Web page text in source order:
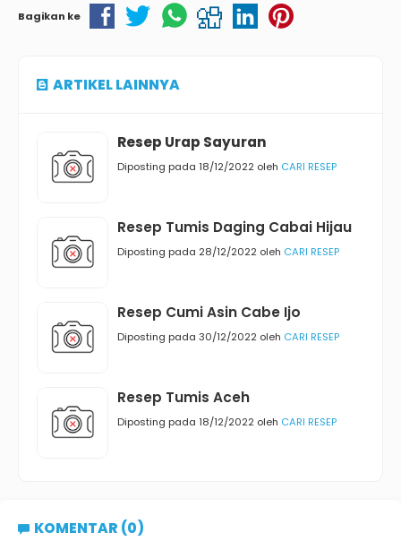
Bagikan ke
ARTIKEL LAINNYA
Resep Urap Sayuran
Diposting pada 18/12/2022 oleh CARI RESEP
Resep Tumis Daging Cabai Hijau
Diposting pada 28/12/2022 oleh CARI RESEP
Resep Cumi Asin Cabe Ijo
Diposting pada 30/12/2022 oleh CARI RESEP
Resep Tumis Aceh
Diposting pada 18/12/2022 oleh CARI RESEP
KOMENTAR (0)